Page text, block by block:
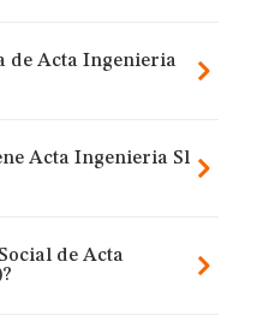
de Acta Ingenieria
Acta Ingenieria Sl
de Acta